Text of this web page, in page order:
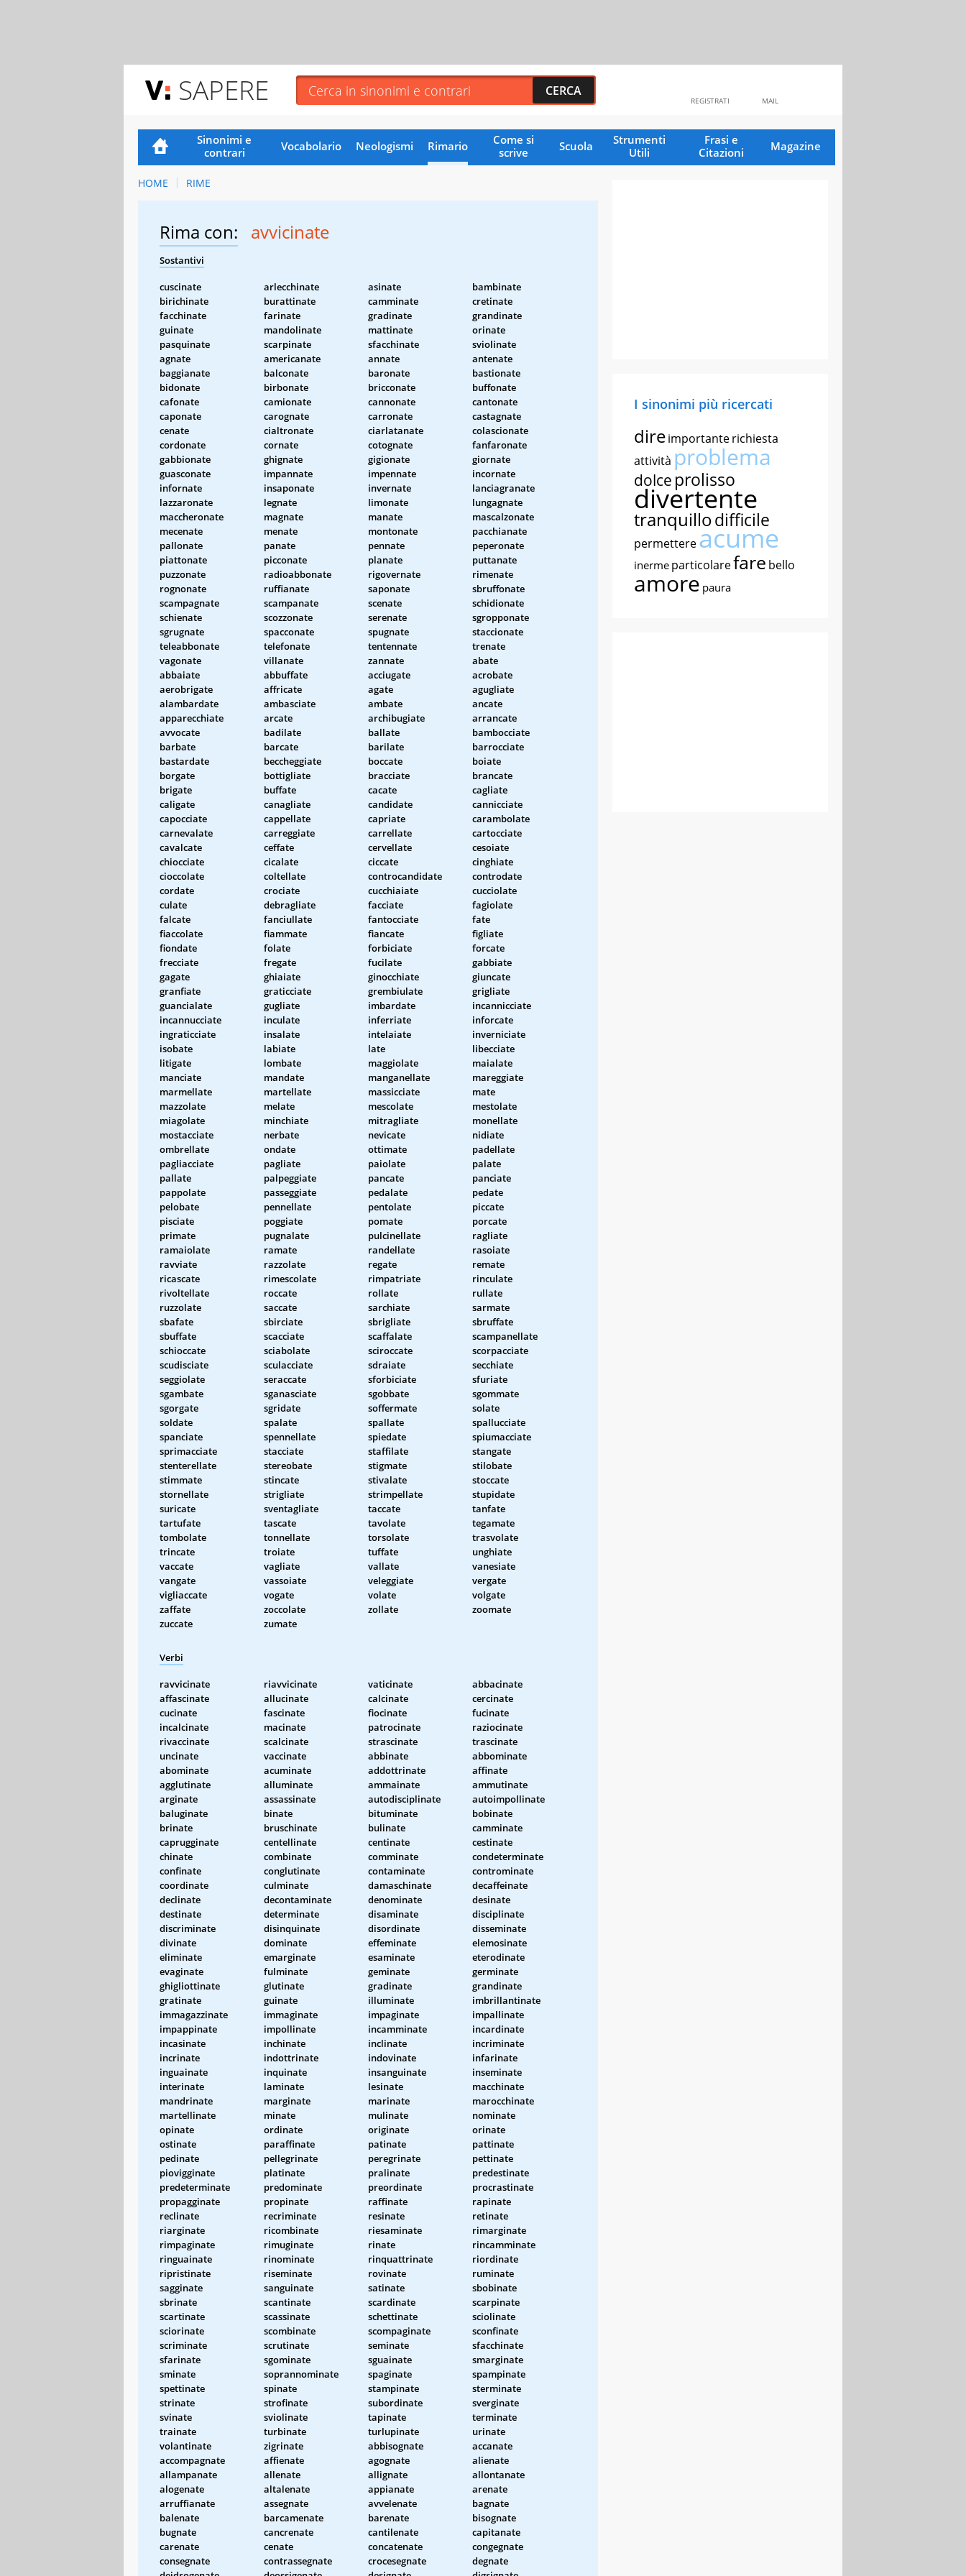
SAPERE MAIL
REGISTRATI
Sinonimi e
contrari
Vocabolario Neologismi Rimario
Come si
scrive
Scuola
Strumenti
Utili
Frasi e
Citazioni
Magazine
HOME RIME
Rima con: avvicinate
Sostantivi
cuscinate arlecchinate asinate
bambinate
birichinate
burattinate camminate
cretinate
facchinate
farinate gradinate
grandinate
guinate
mandolinate mattinate
orinate
pasquinate
scarpinate sfacchinate
sviolinate
agnate
americanate annate
antenate
baggianate
balconate baronate
bastionate
bidonate
birbonate bricconate
buffonate
cafonate
camionate cannonate
cantonate
caponate
carognate carronate
castagnate
cenate
cialtronate ciarlatanate
colascionate
cordonate
cornate cotognate
fanfaronate
gabbionate
ghignate gigionate
giornate
guasconate
impannate impennate
incornate
infornate
insaponate invernate
lanciagranate
lazzaronate
legnate limonate
lungagnate
maccheronate
magnate manate
mascalzonate
mecenate
menate montonate
pacchianate
pallonate
panate pennate
peperonate
piattonate
picconate planate
puttanate
puzzonate
radioabbonate rigovernate
rimenate
rognonate
ruffianate saponate
sbruffonate
scampagnate
scampanate scenate
schidionate
schienate
scozzonate serenate
sgropponate
sgrugnate
spacconate spugnate
staccionate
teleabbonate
telefonate tentennate
trenate
vagonate
villanate zannate
abate
abbaiate
abbuffate acciugate
acrobate
aerobrigate
affricate agate
agugliate
alambardate
ambasciate ambate
ancate
apparecchiate
arcate archibugiate
arrancate
avvocate
badilate ballate
bambocciate
barbate
barcate barilate
barrocciate
bastardate
beccheggiate boccate
boiate
borgate
bottigliate bracciate
brancate
brigate
buffate cacate
cagliate
caligate
canagliate candidate
cannicciate
capocciate
cappellate capriate
carambolate
carnevalate
carreggiate carrellate
cartocciate
cavalcate
ceffate cervellate
cesoiate
chiocciate
cicalate ciccate
cinghiate
cioccolate
coltellate controcandidate
controdate
cordate
crociate cucchiaiate
cucciolate
culate
debragliate facciate
fagiolate
falcate
fanciullate fantocciate
fate
fiaccolate
fiammate fiancate
figliate
fiondate
folate forbiciate
forcate
frecciate
fregate fucilate
gabbiate
gagate
ghiaiate ginocchiate
giuncate
granfiate
graticciate grembiulate
grigliate
guancialate
gugliate imbardate
incannicciate
incannucciate
inculate inferriate
inforcate
ingraticciate
insalate intelaiate
inverniciate
isobate
labiate late
libecciate
litigate
lombate maggiolate
maialate
manciate
mandate manganellate
mareggiate
marmellate
martellate massicciate
mate
mazzolate
melate mescolate
mestolate
miagolate
minchiate mitragliate
monellate
mostacciate
nerbate nevicate
nidiate
ombrellate
ondate ottimate
padellate
pagliacciate
pagliate paiolate
palate
pallate
palpeggiate pancate
panciate
pappolate
passeggiate pedalate
pedate
pelobate
pennellate pentolate
piccate
pisciate
poggiate pomate
porcate
primate
pugnalate pulcinellate
ragliate
ramaiolate
ramate randellate
rasoiate
ravviate
razzolate regate
remate
ricascate
rimescolate rimpatriate
rinculate
rivoltellate
roccate rollate
rullate
ruzzolate
saccate sarchiate
sarmate
sbafate
sbirciate sbrigliate
sbruffate
sbuffate
scacciate scaffalate
scampanellate
schioccate
sciabolate sciroccate
scorpacciate
scudisciate
sculacciate sdraiate
secchiate
seggiolate
seraccate sforbiciate
sfuriate
sgambate
sganasciate sgobbate
sgommate
sgorgate
sgridate soffermate
solate
soldate
spalate spallate
spallucciate
spanciate
spennellate spiedate
spiumacciate
sprimacciate
stacciate staffilate
stangate
stenterellate
stereobate stigmate
stilobate
stimmate
stincate stivalate
stoccate
stornellate
strigliate strimpellate
stupidate
suricate
sventagliate taccate
tanfate
tartufate
tascate tavolate
tegamate
tombolate
tonnellate torsolate
trasvolate
trincate
troiate tuffate
unghiate
vaccate
vagliate vallate
vanesiate
vangate
vassoiate veleggiate
vergate
vigliaccate
vogate volate
volgate
zaffate
zoccolate zollate
zoomate
zuccate
zumate
Verbi
ravvicinate riavvicinate vaticinate
abbacinate
affascinate
allucinate calcinate
cercinate
cucinate
fascinate fiocinate
fucinate
incalcinate
macinate patrocinate
raziocinate
rivaccinate
scalcinate strascinate
trascinate
uncinate
vaccinate abbinate
abbominate
abominate
acuminate addottrinate
affinate
agglutinate
alluminate ammainate
ammutinate
arginate
assassinate autodisciplinate
autoimpollinate
baluginate
binate bituminate
bobinate
brinate
bruschinate bulinate
camminate
caprugginate
centellinate centinate
cestinate
chinate
combinate comminate
condeterminate
confinate
conglutinate contaminate
controminate
coordinate
culminate damaschinate
decaffeinate
declinate
decontaminate denominate
desinate
destinate
determinate disaminate
disciplinate
discriminate
disinquinate disordinate
disseminate
divinate
dominate effeminate
elemosinate
eliminate
emarginate esaminate
eterodinate
evaginate
fulminate geminate
germinate
ghigliottinate
glutinate gradinate
grandinate
gratinate
guinate illuminate
imbrillantinate
immagazzinate
immaginate impaginate
impallinate
impappinate
impollinate incamminate
incardinate
incasinate
inchinate inclinate
incriminate
incrinate
indottrinate indovinate
infarinate
inguainate
inquinate insanguinate
inseminate
interinate
laminate lesinate
macchinate
mandrinate
marginate marinate
marocchinate
martellinate
minate mulinate
nominate
opinate
ordinate originate
orinate
ostinate
paraffinate patinate
pattinate
pedinate
pellegrinate peregrinate
pettinate
piovigginate
platinate pralinate
predestinate
predeterminate
predominate preordinate
procrastinate
propagginate
propinate raffinate
rapinate
reclinate
recriminate resinate
retinate
riarginate
ricombinate riesaminate
rimarginate
rimpaginate
rimuginate rinate
rincamminate
ringuainate
rinominate rinquattrinate
riordinate
ripristinate
riseminate rovinate
ruminate
sagginate
sanguinate satinate
sbobinate
sbrinate
scantinate scardinate
scarpinate
scartinate
scassinate schettinate
sciolinate
sciorinate
scombinate scompaginate
sconfinate
scriminate
scrutinate seminate
sfacchinate
sfarinate
sgominate sguainate
smarginate
sminate
soprannominate spaginate
spampinate
spettinate
spinate stampinate
sterminate
strinate
strofinate subordinate
sverginate
svinate
sviolinate tapinate
terminate
trainate
turbinate turlupinate
urinate
volantinate
zigrinate abbisognate
accanate
accompagnate
affienate agognate
alienate
allampanate
allenate allignate
allontanate
alogenate
altalenate appianate
arenate
arruffianate
assegnate avvelenate
bagnate
balenate
barcamenate barenate
bisognate
bugnate
cancrenate cantilenate
capitanate
carenate
cenate concatenate
congegnate
consegnate
contrassegnate crocesegnate
degnate
I sinonimi più ricercati
direimportanterichiesta
attività problema
dolce prolisso
divertente
tranquillodifficile
permettereacume
inerme particolarefare bello
amore paura